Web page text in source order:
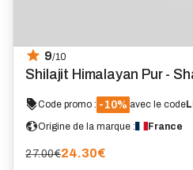
9/10
Shilajit Himalayan Pur -
Code promo : -10% avec le code
Origine de la marque :
France
27.00€24.30€